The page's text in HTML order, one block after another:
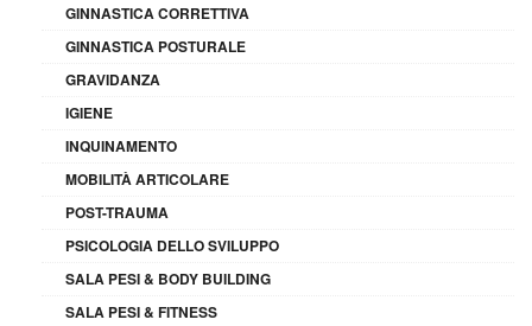
GINNASTICA CORRETTIVA
GINNASTICA POSTURALE
GRAVIDANZA
IGIENE
INQUINAMENTO
MOBILITÀ ARTICOLARE
POST-TRAUMA
PSICOLOGIA DELLO SVILUPPO
SALA PESI & BODY BUILDING
SALA PESI & FITNESS